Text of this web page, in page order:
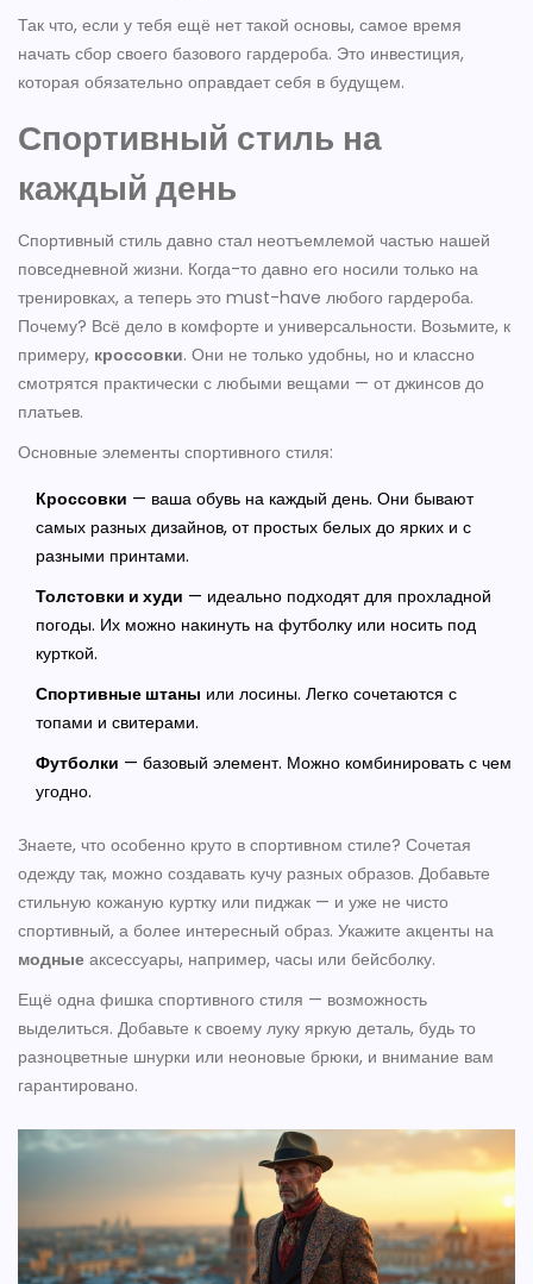
Так что, если у тебя ещё нет такой основы, самое время
начать сбор своего базового гардероба. Это инвестиция,
которая обязательно оправдает себя в будущем.
Спортивный стиль на
каждый день
Спортивный стиль давно стал неотъемлемой частью нашей
повседневной жизни. Когда-то давно его носили только на
тренировках, а теперь это must-have любого гардероба.
Почему? Всё дело в комфорте и универсальности. Возьмите, к
примеру, кроссовки. Они не только удобны, но и классно
смотрятся практически с любыми вещами — от джинсов до
платьев.
Основные элементы спортивного стиля:
Кроссовки — ваша обувь на каждый день. Они бывают
самых разных дизайнов, от простых белых до ярких и с
разными принтами.
Толстовки и худи — идеально подходят для прохладной
погоды. Их можно накинуть на футболку или носить под
курткой.
Спортивные штаны или лосины. Легко сочетаются с
топами и свитерами.
Футболки — базовый элемент. Можно комбинировать с чем
угодно.
Знаете, что особенно круто в спортивном стиле? Сочетая
одежду так, можно создавать кучу разных образов. Добавьте
стильную кожаную куртку или пиджак — и уже не чисто
спортивный, а более интересный образ. Укажите акценты на
модные аксессуары, например, часы или бейсболку.
Ещё одна фишка спортивного стиля — возможность
выделиться. Добавьте к своему луку яркую деталь, будь то
разноцветные шнурки или неоновые брюки, и внимание вам
гарантировано.